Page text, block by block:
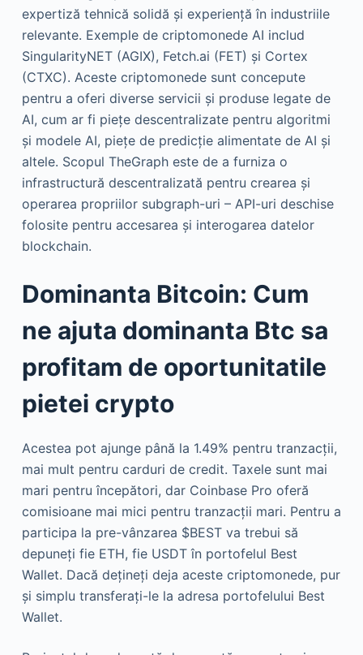
expertiză tehnică solidă și experiență în industriile
relevante. Exemple de criptomonede AI includ
SingularityNET (AGIX), Fetch.ai (FET) și Cortex
(CTXC). Aceste criptomonede sunt concepute
pentru a oferi diverse servicii și produse legate de
AI, cum ar fi piețe descentralizate pentru algoritmi
și modele AI, piețe de predicție alimentate de AI și
altele. Scopul TheGraph este de a furniza o
infrastructură descentralizată pentru crearea și
operarea propriilor subgraph-uri – API-uri deschise
folosite pentru accesarea și interogarea datelor
blockchain.
Dominanta Bitcoin: Cum
ne ajuta dominanta Btc sa
profitam de oportunitatile
pietei crypto
Acestea pot ajunge până la 1.49% pentru tranzacții,
mai mult pentru carduri de credit. Taxele sunt mai
mari pentru începători, dar Coinbase Pro oferă
comisioane mai mici pentru tranzacții mari. Pentru a
participa la pre-vânzarea $BEST va trebui să
depuneți fie ETH, fie USDT în portofelul Best
Wallet. Dacă dețineți deja aceste criptomonede, pur
și simplu transferați-le la adresa portofelului Best
Wallet.